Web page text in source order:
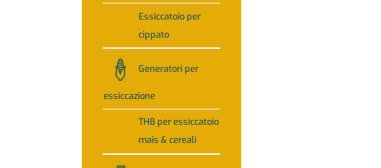
Essiccatoio per
cippato
Generatori per
essiccazione
THB per essiccatoio
mais & cereali